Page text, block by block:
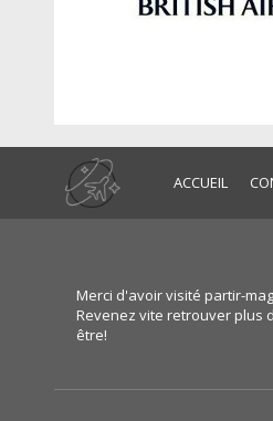
ACCUEIL
Merci d'avoir visité partir-
Revenez vite retrouver plus
être!